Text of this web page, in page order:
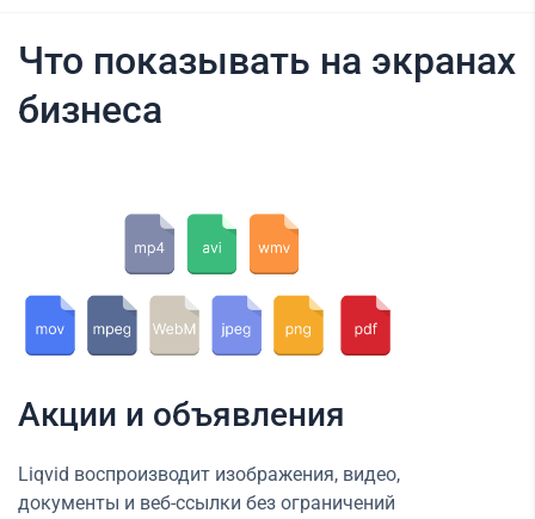
Что показывать на экранах
бизнеса
Акции и объявления
Liqvid воспроизводит изображения, видео,
документы и веб-ссылки без ограничений